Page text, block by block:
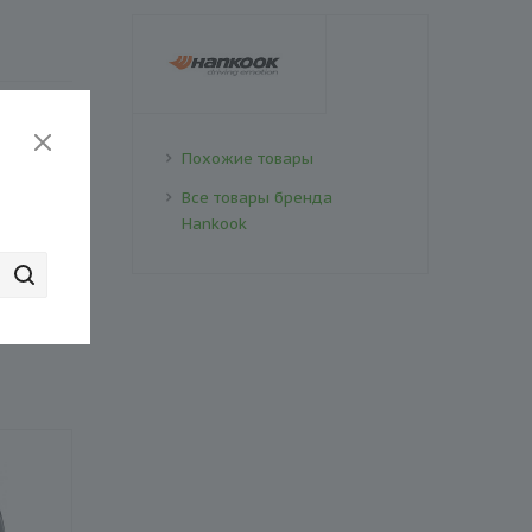
Похожие товары
Все товары бренда
Hankook